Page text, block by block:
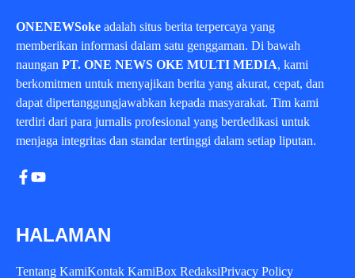
ONENEWSoke adalah situs berita terpercaya yang
memberikan informasi dalam satu genggaman. Di bawah
naungan PT. ONE NEWS OKE MULTI MEDIA, kami
berkomitmen untuk menyajikan berita yang akurat, cepat, dan
dapat dipertanggungjawabkan kepada masyarakat. Tim kami
terdiri dari para jurnalis profesional yang berdedikasi untuk
menjaga integritas dan standar tertinggi dalam setiap liputan.
HALAMAN
Tentang KamiKontak KamiBox RedaksiPrivacy Policy